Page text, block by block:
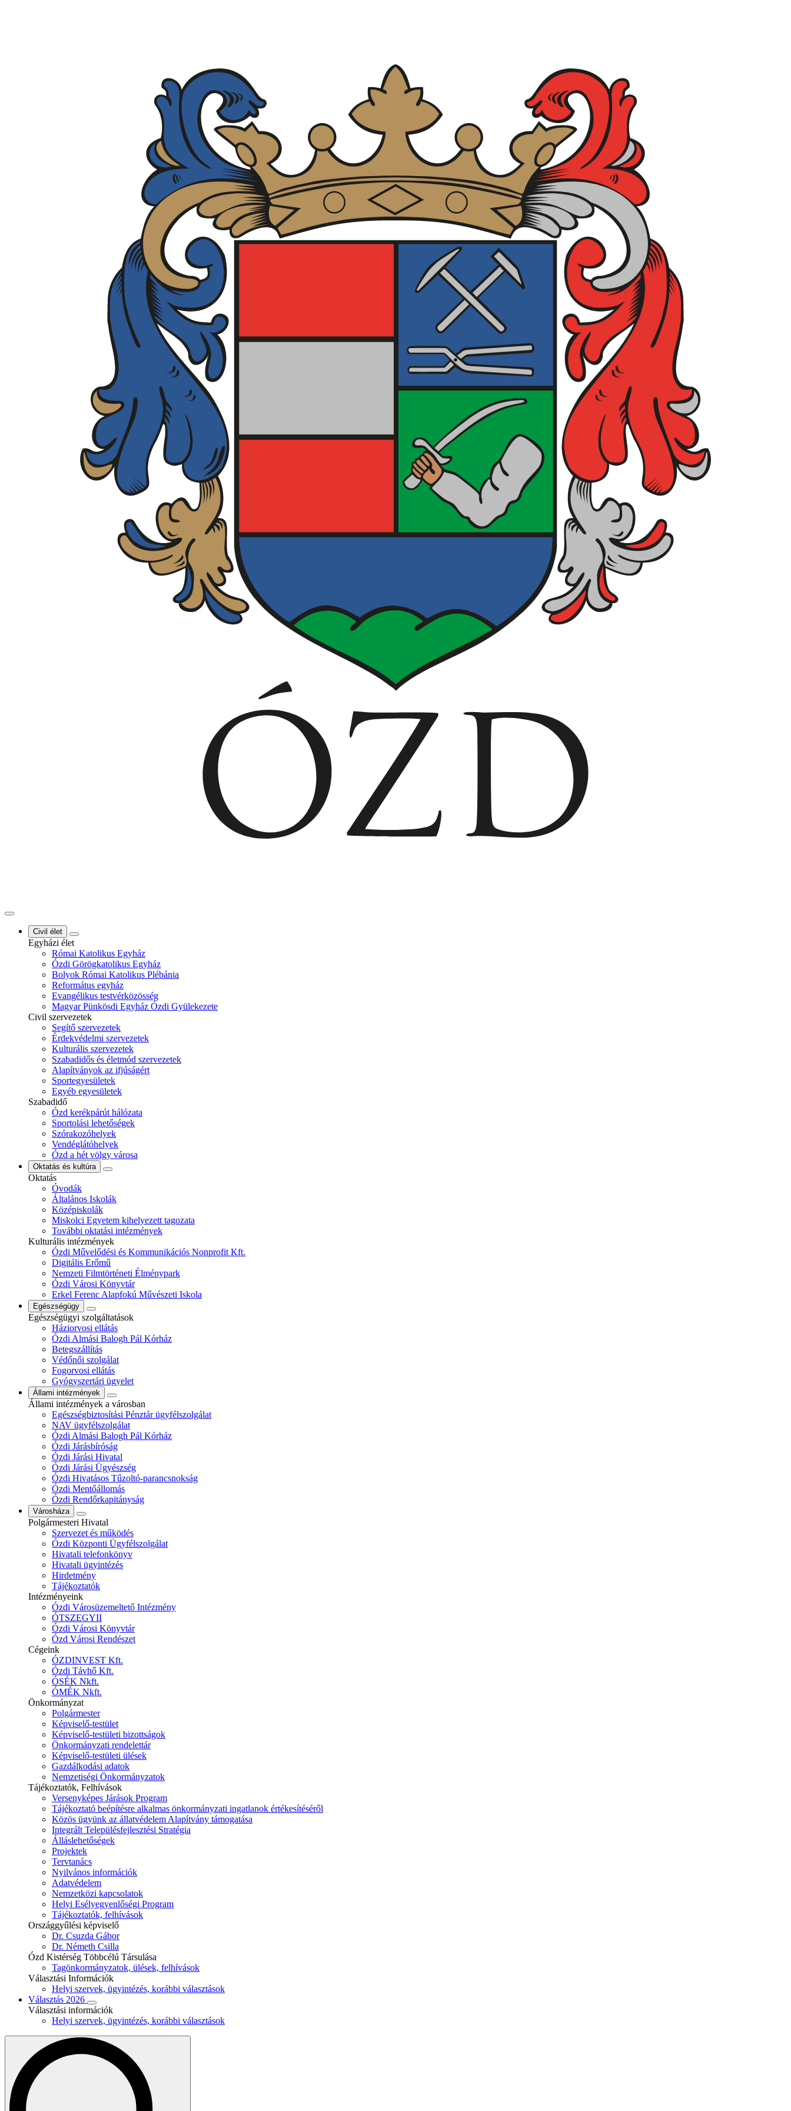
Civil élet
Egyházi élet
Római Katolikus Egyház
Ózdi Görögkatolikus Egyház
Bolyok Római Katolikus Plébánia
Református egyház
Evangélikus testvérközösség
Magyar Pünkösdi Egyház Ózdi Gyülekezete
Civil szervezetek
Segítő szervezetek
Érdekvédelmi szervezetek
Kulturális szervezetek
Szabadidős és életmód szervezetek
Alapítványok az ifjúságért
Sportegyesületek
Egyéb egyesületek
Szabadidő
Ózd kerékpárút hálózata
Sportolási lehetőségek
Szórakozóhelyek
Vendéglátóhelyek
Ózd a hét völgy városa
Oktatás és kultúra
Oktatás
Óvodák
Általános Iskolák
Középiskolák
Miskolci Egyetem kihelyezett tagozata
További oktatási intézmények
Kulturális intézmények
Ózdi Művelődési és Kommunikációs Nonprofit Kft.
Digitális Erőmű
Nemzeti Filmtörténeti Élménypark
Ózdi Városi Könyvtár
Erkel Ferenc Alapfokú Művészeti Iskola
Egészségügy
Egészségügyi szolgáltatások
Háziorvosi ellátás
Ózdi Almási Balogh Pál Kórház
Betegszállítás
Védőnői szolgálat
Fogorvosi ellátás
Gyógyszertári ügyelet
Állami intézmények
Állami intézmények a városban
Egészségbiztosítási Pénztár ügyfélszolgálat
NAV ügyfélszolgálat
Ózdi Almási Balogh Pál Kórház
Ózdi Járásbíróság
Ózdi Járási Hivatal
Ózdi Járási Ügyészség
Ózdi Hivatásos Tűzoltó-parancsnokság
Ózdi Mentőállomás
Ózdi Rendőrkapitányság
Városháza
Polgármesteri Hivatal
Szervezet és működés
Ózdi Központi Ügyfélszolgálat
Hivatali telefonkönyv
Hivatali ügyintézés
Hirdetmény
Tájékoztatók
Intézményeink
Ózdi Városüzemeltető Intézmény
ÓTSZEGYII
Ózdi Városi Könyvtár
Ózd Városi Rendészet
Cégeink
ÓZDINVEST Kft.
Ózdi Távhő Kft.
ÓSÉK Nkft.
ÓMÉK Nkft.
Önkormányzat
Polgármester
Képviselő-testület
Képviselő-testületi bizottságok
Önkormányzati rendelettár
Képviselő-testületi ülések
Gazdálkodási adatok
Nemzetiségi Önkormányzatok
Tájékoztatók, Felhívások
Versenyképes Járások Program
Tájékoztató beépítésre alkalmas önkormányzati ingatlanok értékesítéséről
Közös ügyünk az állatvédelem Alapítvány támogatása
Integrált Településfejlesztési Stratégia
Álláslehetőségek
Projektek
Tervtanács
Nyilvános információk
Adatvédelem
Nemzetközi kapcsolatok
Helyi Esélyegyenlőségi Program
Tájékoztatók, felhívások
Országgyűlési képviselő
Dr. Csuzda Gábor
Dr. Németh Csilla
Ózd Kistérség Többcélú Társulása
Tagönkormányzatok, ülések, felhívások
Választási Információk
Helyi szervek, ügyintézés, korábbi választások
Választás 2026
Választási információk
Helyi szervek, ügyintézés, korábbi választások